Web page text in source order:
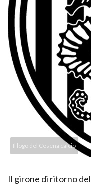
Il logo del Cesena calcio
Il girone di ritorno del